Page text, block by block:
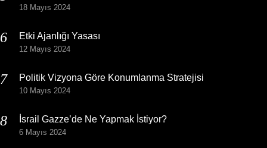
18 Mayıs 2024
Etki Ajanlığı Yasası
12 Mayıs 2024
Politik Vizyona Göre Konumlanma Stratejisi
10 Mayıs 2024
İsrail Gazze’de Ne Yapmak İstiyor?
6 Mayıs 2024